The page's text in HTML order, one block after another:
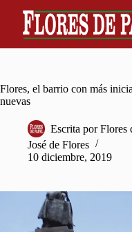
content
Flores, el barrio con más
nuevas
Escrita por Flores
José de Flores
10 diciembre, 2019